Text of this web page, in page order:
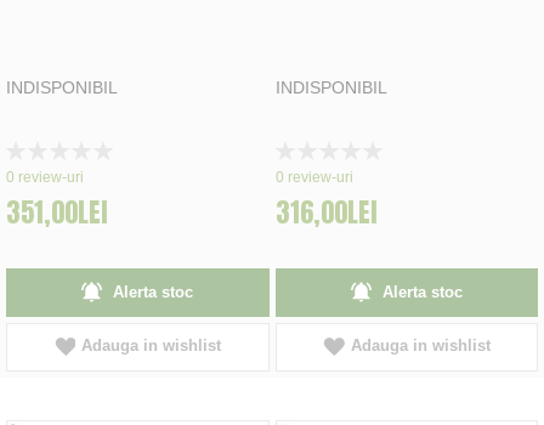
INDISPONIBIL
0%
0 review-uri
351,00LEI
Alerta stoc
Adauga in wishlist
INDISPONIBIL
0%
0 review-uri
316,00LEI
Alerta stoc
Adauga in wishlist